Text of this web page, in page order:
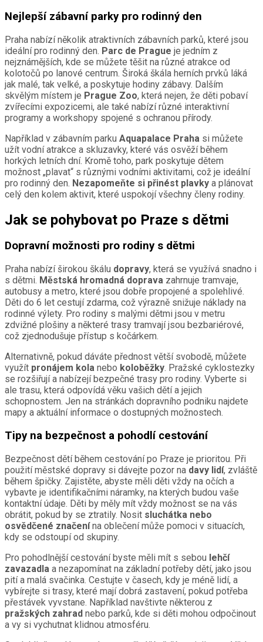
Nejlepší zábavní parky pro rodinný den
Praha nabízí několik atraktivních zábavních parků, které jsou
ideální pro rodinný den. Parc de Prague je jedním z
nejznámějších, kde se můžete těšit na různé atrakce od
kolotočů po lanové centrum. Široká škála herních prvků láká
jak malé, tak velké, a poskytuje hodiny zábavy. Dalším
skvělým místem je Prague Zoo, která nejen, že děti pobaví
zvířecími expozicemi, ale také nabízí různé interaktivní
programy a workshopy spojené s ochranou přírody.
Například v zábavním parku Aquapalace Praha si můžete
užít vodní atrakce a skluzavky, které vás osvěží během
horkých letních dní. Kromě toho, park poskytuje dětem
možnost „plavat“ s různými vodními aktivitami, což je ideální
pro rodinný den. Nezapomeňte si přinést plavky a plánovat
celý den kolem aktivit, které uspokojí všechny členy rodiny.
Jak se pohybovat po Praze s dětmi
Dopravní možnosti pro rodiny s dětmi
Praha nabízí širokou škálu dopravy, která se využívá snadno i
s dětmi. Městská hromadná doprava zahrnuje tramvaje,
autobusy a metro, které jsou dobře propojené a spolehlivé.
Děti do 6 let cestují zdarma, což výrazně snižuje náklady na
rodinné výlety. Pro rodiny s malými dětmi jsou v metru
zdvižné plošiny a některé trasy tramvají jsou bezbariérové,
což zjednodušuje přístup s kočárkem.
Alternativně, pokud dáváte přednost větší svobodě, můžete
využít pronájem kola nebo koloběžky. Pražské cyklostezky
se rozšiřují a nabízejí bezpečné trasy pro rodiny. Vyberte si
ale trasu, která odpovídá věku vašich dětí a jejich
schopnostem. Jen na stránkách dopravního podniku najdete
mapy a aktuální informace o dostupných možnostech.
Tipy na bezpečnost a pohodlí cestování
Bezpečnost dětí během cestování po Praze je prioritou. Při
použití městské dopravy si dávejte pozor na davy lidí, zvláště
během špičky. Zajistěte, abyste měli děti vždy na očích a
vybavte je identifikačními náramky, na kterých budou vaše
kontaktní údaje. Děti by měly mít vždy možnost se na vás
obrátit, pokud by se ztratily. Nosit sluchátka nebo
osvědčené značenína oblečení může pomoci v situacích,
kdy se odstoupí od skupiny.
Pro pohodlnější cestování byste měli mít s sebou lehčí
zavazadla a nezapomínat na základní potřeby dětí, jako jsou
pití a malá svačinka. Cestujte v časech, kdy je méně lidí, a
vybírejte si trasy, které mají dobrá zastavení, pokud potřeba
přestávek vyvstane. Například navštivte některou z
pražských zahrad nebo parků, kde si děti mohou odpočinout
a vy si vychutnat klidnou atmosféru.